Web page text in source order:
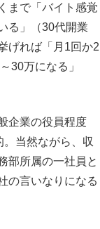
まで「バイト感覚
る」（30代開業
げれば「月1回か2
30万になる」
企業の役員程度
当然ながら、収
部所属の一社員と
の言いなりになる